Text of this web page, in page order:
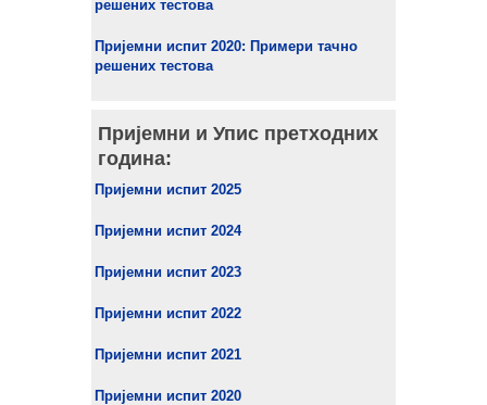
решених тестова
Пријемни испит 2020: Примери тачно
решених тестова
Пријемни и Упис претходних
година:
Пријемни испит 2025
Пријемни испит 2024
Пријемни испит 2023
Пријемни испит 2022
Пријемни испит 2021
Пријемни испит 2020